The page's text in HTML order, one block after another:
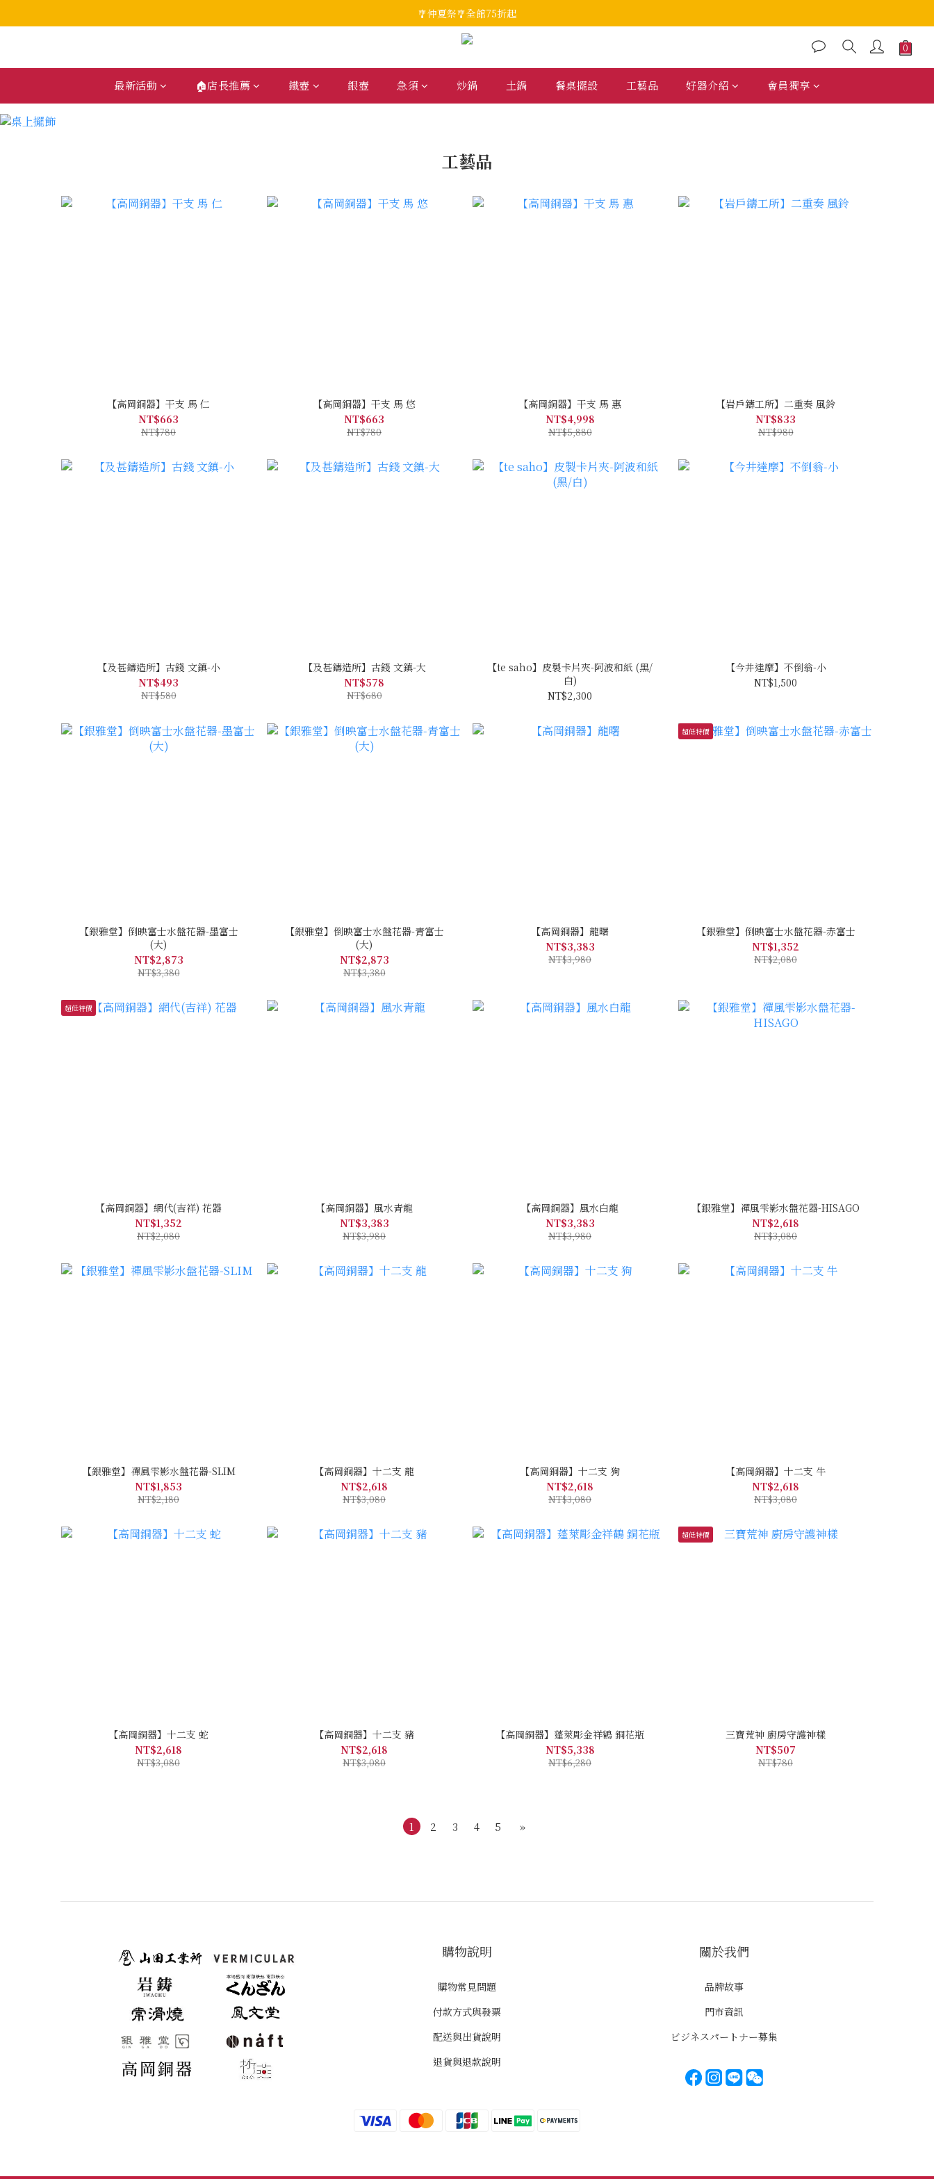
🎐仲夏祭🎐全館75折起
最新活動 🏠店長推薦 鐵壺 銀壺 急須 炒鍋 土鍋 餐桌擺設 工藝品 好器介紹 會員獨享
工藝品
【高岡銅器】干支 馬 仁
NT$663
NT$780
【高岡銅器】干支 馬 悠
NT$663
NT$780
【高岡銅器】干支 馬 惠
NT$4,998
NT$5,880
【岩戶鑄工所】二重奏 風鈴
NT$833
NT$980
【及甚鑄造所】古錢 文鎮-小
NT$493
NT$580
【及甚鑄造所】古錢 文鎮-大
NT$578
NT$680
【te saho】皮製卡片夾-阿波和紙 (黑/
白)
NT$2,300
【今井達摩】不倒翁-小
NT$1,500
【銀雅堂】倒映富士水盤花器-墨富士
(大)
NT$2,873
NT$3,380
【銀雅堂】倒映富士水盤花器-青富士
(大)
NT$2,873
NT$3,380
【高岡銅器】龍曙
NT$3,383
NT$3,980
超低特價
【銀雅堂】倒映富士水盤花器-赤富士
NT$1,352
NT$2,080
超低特價
【高岡銅器】網代(吉祥) 花器
NT$1,352
NT$2,080
【高岡銅器】風水青龍
NT$3,383
NT$3,980
【高岡銅器】風水白龍
NT$3,383
NT$3,980
【銀雅堂】禪風雫影水盤花器-HISAGO
NT$2,618
NT$3,080
【銀雅堂】禪風雫影水盤花器-SLIM
NT$1,853
NT$2,180
【高岡銅器】十二支 龍
NT$2,618
NT$3,080
【高岡銅器】十二支 狗
NT$2,618
NT$3,080
【高岡銅器】十二支 牛
NT$2,618
NT$3,080
【高岡銅器】十二支 蛇
NT$2,618
NT$3,080
【高岡銅器】十二支 豬
NT$2,618
NT$3,080
【高岡銅器】蓬萊彫金祥鶴 銅花瓶
NT$5,338
NT$6,280
超低特價
三寶荒神 廚房守護神樣
NT$507
NT$780
1 2 3 4 5 »
購物說明
購物常見問題
付款方式與發票
配送與出貨說明
退貨與退款說明
關於我們
品牌故事
門市資訊
ビジネスパートナー募集